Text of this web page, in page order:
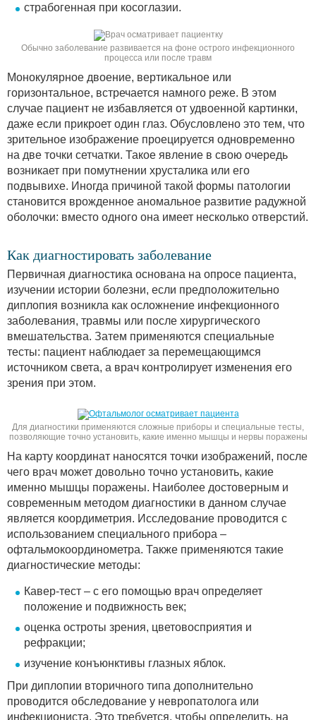
страбогенная при косоглазии.
Обычно заболевание развивается на фоне острого инфекционного
процесса или после травм
Монокулярное двоение, вертикальное или
горизонтальное, встречается намного реже. В этом
случае пациент не избавляется от удвоенной картинки,
даже если прикроет один глаз. Обусловлено это тем, что
зрительное изображение проецируется одновременно
на две точки сетчатки. Такое явление в свою очередь
возникает при помутнении хрусталика или его
подвывихе. Иногда причиной такой формы патологии
становится врожденное аномальное развитие радужной
оболочки: вместо одного она имеет несколько отверстий.
Как диагностировать заболевание
Первичная диагностика основана на опросе пациента,
изучении истории болезни, если предположительно
диплопия возникла как осложнение инфекционного
заболевания, травмы или после хирургического
вмешательства. Затем применяются специальные
тесты: пациент наблюдает за перемещающимся
источником света, а врач контролирует изменения его
зрения при этом.
Для диагностики применяются сложные приборы и специальные тесты,
позволяющие точно установить, какие именно мышцы и нервы поражены
На карту координат наносятся точки изображений, после
чего врач может довольно точно установить, какие
именно мышцы поражены. Наиболее достоверным и
современным методом диагностики в данном случае
является коордиметрия. Исследование проводится с
использованием специального прибора –
офтальмокоординометра. Также применяются такие
диагностические методы:
Кавер-тест – с его помощью врач определяет
положение и подвижность век;
оценка остроты зрения, цветовосприятия и
рефракции;
изучение конъюнктивы глазных яблок.
При диплопии вторичного типа дополнительно
проводится обследование у невропатолога или
инфекциониста. Это требуется, чтобы определить, на